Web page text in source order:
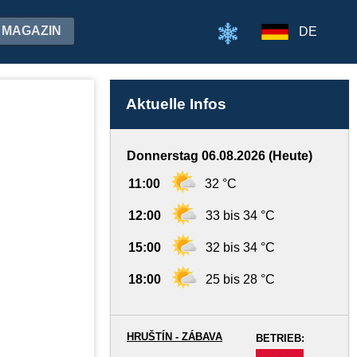
MAGAZIN DE
Aktuelle Infos
Donnerstag 06.08.2026 (Heute)
11:00 32 °C
12:00 33 bis 34 °C
15:00 32 bis 34 °C
18:00 25 bis 28 °C
BETRIEB:
HRUŠTÍN - ZÁBAVA